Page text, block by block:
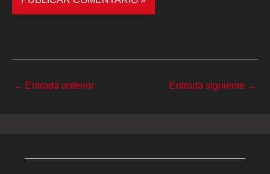
← Entrada anterior Entrada siguiente →